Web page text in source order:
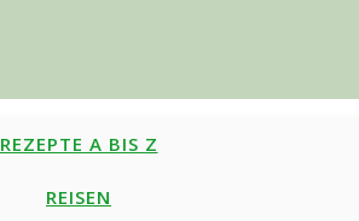
REZEPTE A BIS Z
REISEN